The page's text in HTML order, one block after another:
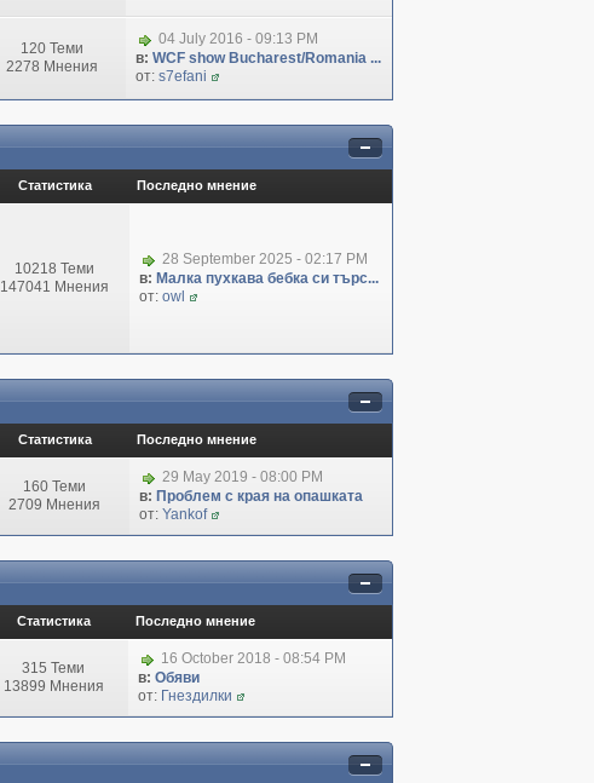
120 Теми
2278 Мнения
04 July 2016 - 09:13 PM
в: WCF show Bucharest/Romania ...
от: s7efani
Статистика Последно мнение
10218 Теми
147041 Мнения
28 September 2025 - 02:17 PM
в: Малка пухкава бебка си търс...
от: owl
Статистика Последно мнение
160 Теми
2709 Мнения
29 May 2019 - 08:00 PM
в: Проблем с края на опашката
от: Yankof
Статистика Последно мнение
315 Теми
13899 Мнения
16 October 2018 - 08:54 PM
в: Обяви
от: Гнездилки